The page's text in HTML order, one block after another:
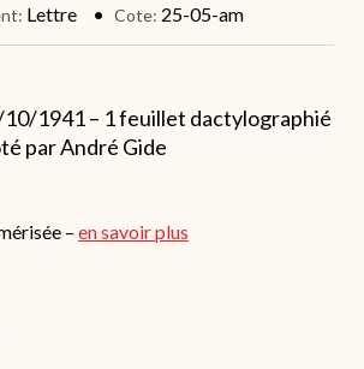
Lettre Cote 25-05-am
1941 – 1 feuillet dactylographié
par André Gide
– en savoir plus